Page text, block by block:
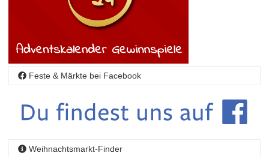
Feste & Märkte bei Facebook
Weihnachtsmarkt-Finder